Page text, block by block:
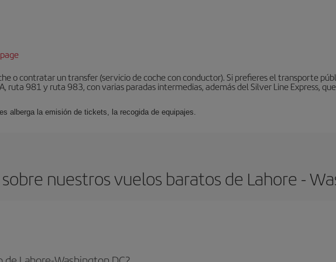
o contratar un transfer (servicio de coche con conductor). Si prefieres el transporte
ruta 981 y ruta 983, con varias paradas intermedias, además del Silver Line Express,
alberga la emisión de tickets, la recogida de equipajes.
nuestros vuelos baratos de Lahore -